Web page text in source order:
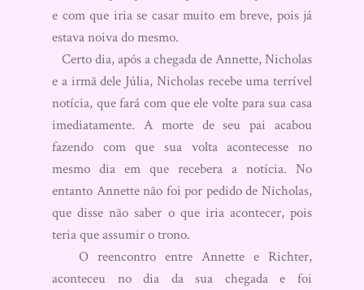
e com que iria se casar muito em breve, pois já
estava noiva do mesmo.
Certo dia, após a chegada de Annette, Nicholas
e a irmã dele Júlia, Nicholas recebe uma terrível
notícia, que fará com que ele volte para sua casa
imediatamente. A morte de seu pai acabou
fazendo com que sua volta acontecesse no
mesmo dia em que recebera a notícia. No
entanto Annette não foi por pedido de Nicholas,
que disse não saber o que iria acontecer, pois
teria que assumir o trono.
O reencontro entre Annette e Richter,
aconteceu no dia da sua chegada e foi